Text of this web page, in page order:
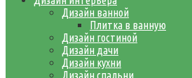
Дизайн ванной
Плитка в ванную
Дизайн гостиной
Дизайн дачи
Дизайн кухни
Дизайн спальни